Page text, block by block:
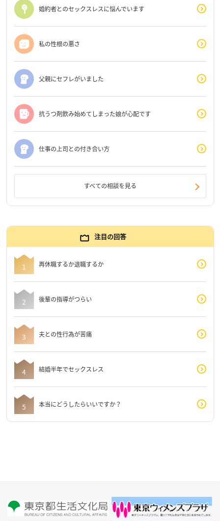
婚約者とのセックスレスに悩んでいます
私の性根の悪さ
父親にセフレがいました
抗うつ剤飲み始めてしまった娘が心配です
仕事の上司との付き合い方
すべての相談を見る
注目の回答
再休職するか退職するか
後輩の指導がつらい
夫との性行為が苦痛
結婚半年でセックスレス
本当にどうしたらいいですか？